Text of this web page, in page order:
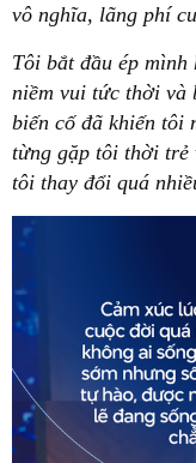
vô nghĩa, lãng phí
Tôi bắt đầu ép
niềm vui tức thời và
biến cố đã khiến tôi
từng gặp tôi thời trẻ
tôi thay đổi quá